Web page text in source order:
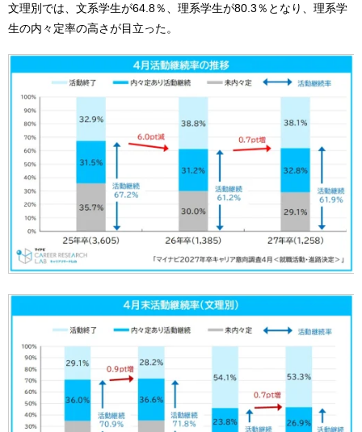
文理別では、文系学生が64.8％、理系学生が80.3％となり、理系学
生の内々定率の高さが目立った。